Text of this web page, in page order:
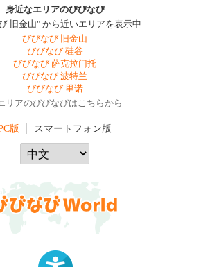
身近なエリアのびびなび
旧金山" から近いエリアを表示中
びびなび 旧金山
びびなび 硅谷
びびなび 萨克拉门托
びびなび 波特兰
びびなび 里诺
リアのびびなびはこちらから
版 スマートフォン版